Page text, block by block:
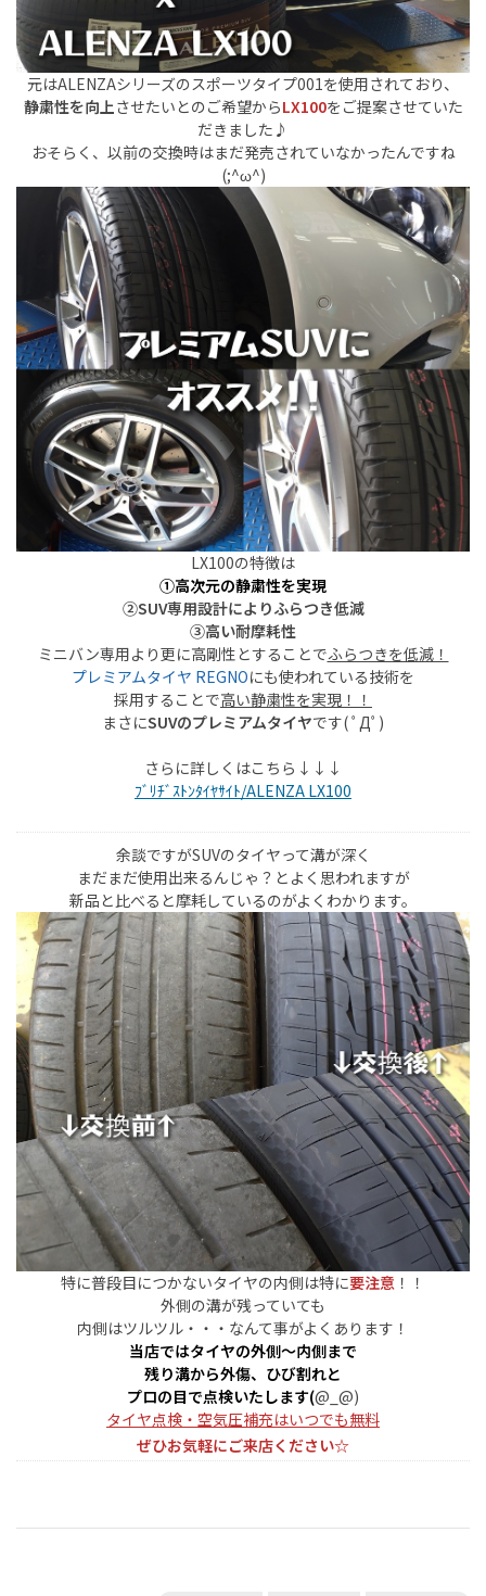
元はALENZAシリーズのスポーツタイプ001を使用されており、
静粛性を向上させたいとのご希望からLX100をご提案させていた
だきました♪
おそらく、以前の交換時はまだ発売されていなかったんですね
(;^ω^)
LX100の特徴は
①高次元の静粛性を実現
②SUV専用設計によりふらつき低減
③高い耐摩耗性
ミニバン専用より更に高剛性とすることでふらつきを低減！
プレミアムタイヤ REGNOにも使われている技術を
採用することで高い静粛性を実現！！
まさにSUVのプレミアムタイヤです( ﾟДﾟ)
さらに詳しくはこちら↓↓↓
ﾌﾞﾘﾁﾞｽﾄﾝﾀｲﾔｻｲﾄ/ALENZA LX100
余談ですがSUVのタイヤって溝が深く
まだまだ使用出来るんじゃ？とよく思われますが
新品と比べると摩耗しているのがよくわかります。
特に普段目につかないタイヤの内側は特に要注意 ！！
外側の溝が残っていても
内側はツルツル・・・なんて事がよくあります！
当店ではタイヤの外側～内側まで
残り溝から外傷、ひび割れと
プロの目で点検いたします(@_@)
タイヤ点検・空気圧補充はいつでも無料
ぜひお気軽にご来店ください☆